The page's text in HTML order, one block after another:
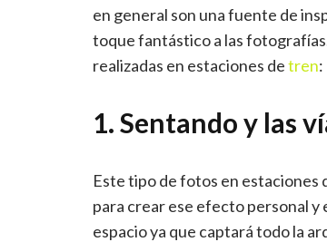
en general son una fuente de
toque fantástico a las
realizadas en estaciones detren:
1. Sentando y las
Este tipo de fotos en estaciones
para crear ese efecto personal y
espacio ya que captará todo la